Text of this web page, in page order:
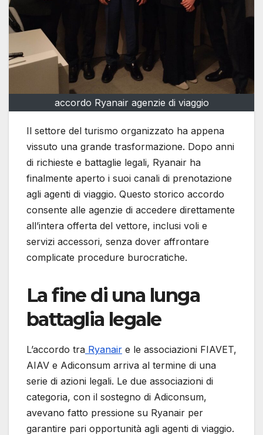
accordo Ryanair agenzie di viaggio
Il settore del turismo organizzato ha appena
vissuto una grande trasformazione. Dopo anni
di richieste e battaglie legali, Ryanair ha
finalmente aperto i suoi canali di prenotazione
agli agenti di viaggio. Questo storico accordo
consente alle agenzie di accedere direttamente
all’intera offerta del vettore, inclusi voli e
servizi accessori, senza dover affrontare
complicate procedure burocratiche.
La fine di una lunga
battaglia legale
L’accordo tra Ryanair e le associazioni FIAVET,
AIAV e Adiconsum arriva al termine di una
serie di azioni legali. Le due associazioni di
categoria, con il sostegno di Adiconsum,
avevano fatto pressione su Ryanair per
garantire pari opportunità agli agenti di viaggio.